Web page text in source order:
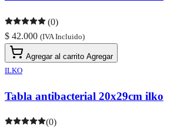
(0)
$ 42.000 (IVA Incluido)
Agregar al carrito Agregar
ILKO
Tabla antibacterial 20x29cm ilko
(0)